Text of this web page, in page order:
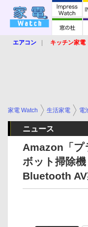
エアコン キッチン家電
家電 Watch 生活家電 電
ニュース
Amazon「プ
ボット掃除
Bluetooth